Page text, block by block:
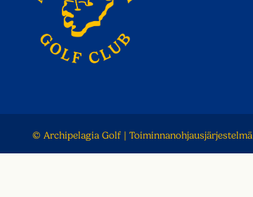
© Archipelagia Golf | Toiminnanohjausjärjestelmä